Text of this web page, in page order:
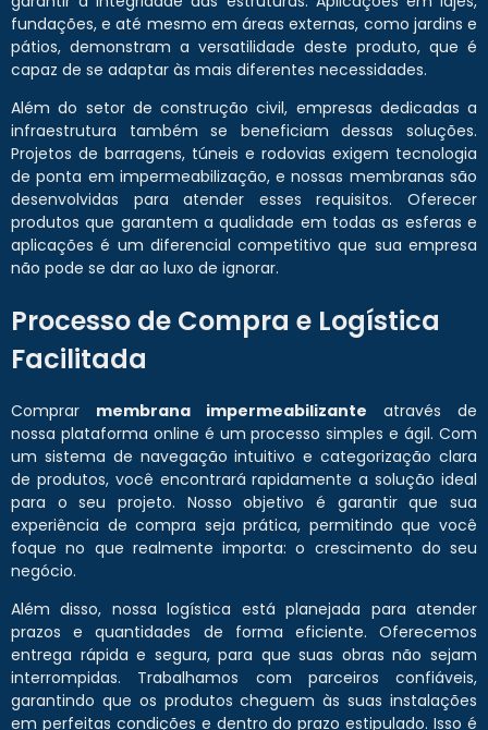
fundações, e até mesmo em áreas externas, como jardins e
pátios, demonstram a versatilidade deste produto, que é
capaz de se adaptar às mais diferentes necessidades.
Além do setor de construção civil, empresas dedicadas a
infraestrutura também se beneficiam dessas soluções.
Projetos de barragens, túneis e rodovias exigem tecnologia
de ponta em impermeabilização, e nossas membranas são
desenvolvidas para atender esses requisitos. Oferecer
produtos que garantem a qualidade em todas as esferas e
aplicações é um diferencial competitivo que sua empresa
não pode se dar ao luxo de ignorar.
Processo de Compra e Logística
Facilitada
Comprar membrana impermeabilizante através de
nossa plataforma online é um processo simples e ágil. Com
um sistema de navegação intuitivo e categorização clara
de produtos, você encontrará rapidamente a solução ideal
para o seu projeto. Nosso objetivo é garantir que sua
experiência de compra seja prática, permitindo que você
foque no que realmente importa: o crescimento do seu
negócio.
Além disso, nossa logística está planejada para atender
prazos e quantidades de forma eficiente. Oferecemos
entrega rápida e segura, para que suas obras não sejam
interrompidas. Trabalhamos com parceiros confiáveis,
garantindo que os produtos cheguem às suas instalações
em perfeitas condições e dentro do prazo estipulado. Isso é